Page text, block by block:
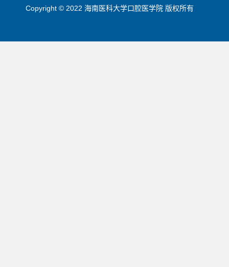
Copyright © 2022 海南医科大学口腔医学院 版权所有